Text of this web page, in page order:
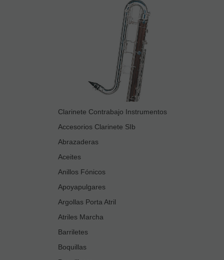
Clarinete Contrabajo Instrumentos
Accesorios Clarinete SIb
Abrazaderas
Aceites
Anillos Fónicos
Apoyapulgares
Argollas Porta Atril
Atriles Marcha
Barriletes
Boquillas